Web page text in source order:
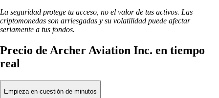
La seguridad protege tu acceso, no el valor de tus activos. Las
criptomonedas son arriesgadas y su volatilidad puede afectar
seriamente a tus fondos.
Precio de Archer Aviation Inc. en tiempo
real
Empieza en cuestión de minutos